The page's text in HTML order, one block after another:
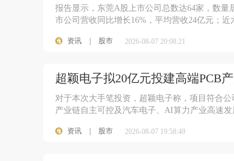
报告显示，东莞A股上市公司总数达64家，数
市公司营收同比增长16%，平均营收24亿元；近
资讯 股市 2026-08-07 20:08:21
超颖电子拟20亿元投建高端PCB
对于本次大手笔投资，超颖电子称，项目符合
产业链自主可控及汽车电子、AI算力产业高速
资讯 股市 2026-08-07 19:58:49